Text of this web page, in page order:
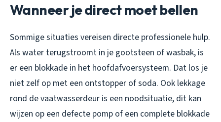
Wanneer je direct moet bellen
Sommige situaties vereisen directe professionele hulp.
Als water terugstroomt in je gootsteen of wasbak, is
er een blokkade in het hoofdafvoersysteem. Dat los je
niet zelf op met een ontstopper of soda. Ook lekkage
rond de vaatwasserdeur is een noodsituatie, dit kan
wijzen op een defecte pomp of een complete blokkade